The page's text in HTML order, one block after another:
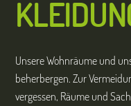
Unsere Wohnräume und
beherbergen. Zur
vergessen, Räume und